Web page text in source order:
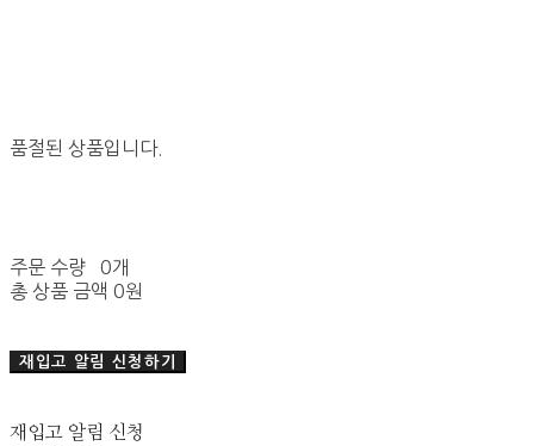
품절된 상품입니다.
주문 수량
0개
총 상품 금액 0원
재입고 알림 신청하기
재입고 알림 신청